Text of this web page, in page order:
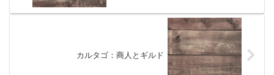
カルタゴ：商人とギルド